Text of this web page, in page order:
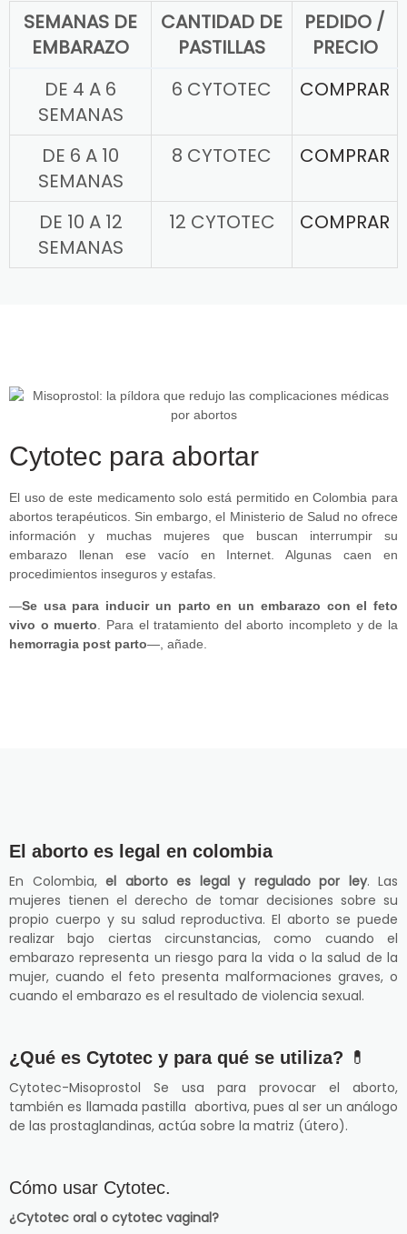
SEMANAS DE
EMBARAZO
CANTIDAD DE
PASTILLAS
PEDIDO /
PRECIO
DE 4 A 6
SEMANAS
6 CYTOTEC COMPRAR
DE 6 A 10
SEMANAS
8 CYTOTEC COMPRAR
DE 10 A 12
SEMANAS
12 CYTOTEC COMPRAR
Cytotec para abortar
El uso de este medicamento solo está permitido en Colombia para
abortos terapéuticos. Sin embargo, el Ministerio de Salud no ofrece
información y muchas mujeres que buscan interrumpir su
embarazo llenan ese vacío en Internet. Algunas caen en
procedimientos inseguros y estafas.
—Se usa para inducir un parto en un embarazo con el feto
vivo o muerto . Para el tratamiento del aborto incompleto y de la
hemorragia post parto—, añade.
El aborto es legal en colombia
En Colombia, el aborto es legal y regulado por ley. Las
mujeres tienen el derecho de tomar decisiones sobre su
propio cuerpo y su salud reproductiva. El aborto se puede
realizar bajo ciertas circunstancias, como cuando el
embarazo representa un riesgo para la vida o la salud de la
mujer, cuando el feto presenta malformaciones graves, o
cuando el embarazo es el resultado de violencia sexual.
¿Qué es Cytotec y para qué se utiliza? 💊
Cytotec-Misoprostol Se usa para provocar el aborto,
también es llamada pastilla abortiva, pues al ser un análogo
de las prostaglandinas, actúa sobre la matriz (útero).
Cómo usar Cytotec.
¿Cytotec oral o cytotec vaginal?